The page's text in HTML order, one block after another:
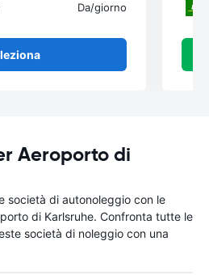
Da/giorno
Aeroporto di
società di autonoleggio con le
di Karlsruhe. Confronta tutte le
società di noleggio con una